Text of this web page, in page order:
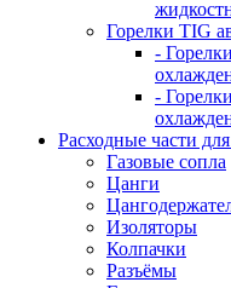
Горелки TIG
-
-
Расходные части
Газовые сопла
Цанги
Изоляторы
Колпачки
Разъёмы